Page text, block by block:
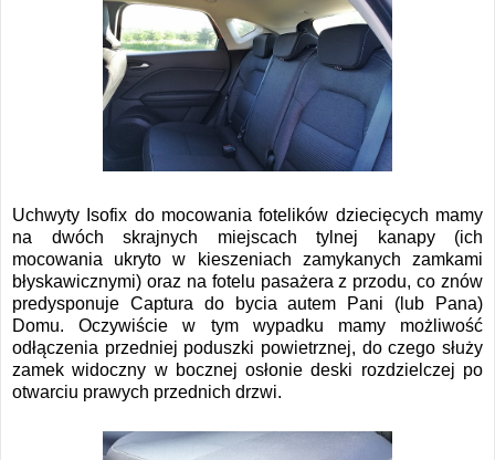
Uchwyty Isofix do mocowania fotelików dziecięcych mamy
na dwóch skrajnych miejscach tylnej kanapy (ich
mocowania ukryto w kieszeniach zamykanych zamkami
błyskawicznymi) oraz na fotelu pasażera z przodu, co znów
predysponuje Captura do bycia autem Pani (lub Pana)
Domu. Oczywiście w tym wypadku mamy możliwość
odłączenia przedniej poduszki powietrznej, do czego służy
zamek widoczny w bocznej osłonie deski rozdzielczej po
otwarciu prawych przednich drzwi.